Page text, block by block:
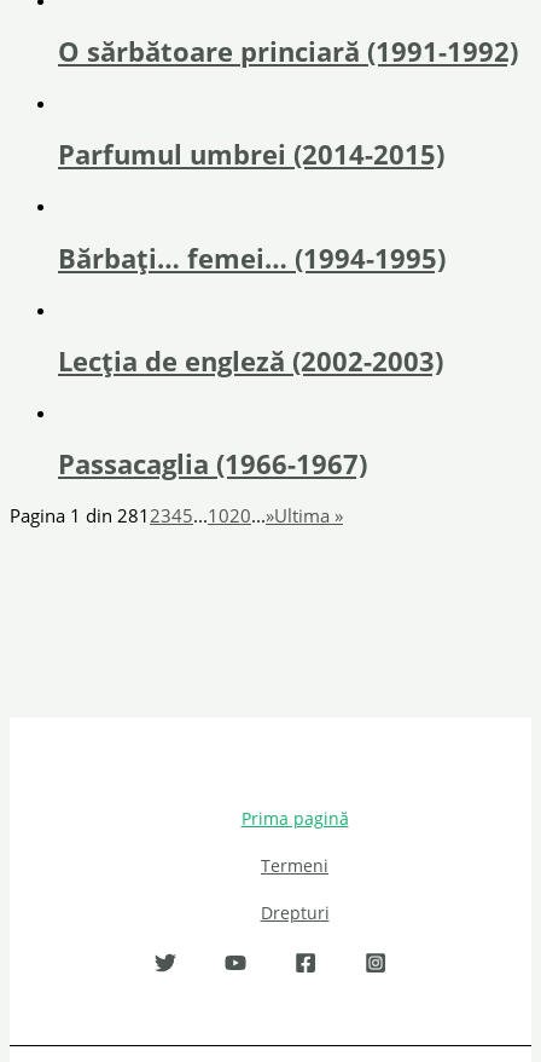
O sărbătoare princiară (1991-1992)
Parfumul umbrei (2014-2015)
Bărbați… femei… (1994-1995)
Lecția de engleză (2002-2003)
Passacaglia (1966-1967)
Pagina 1 din 2812345...1020...»Ultima »
Prima pagină
Termeni
Drepturi